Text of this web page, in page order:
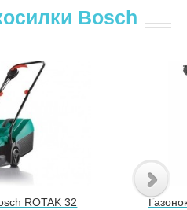
Bosch
ROTAK 32